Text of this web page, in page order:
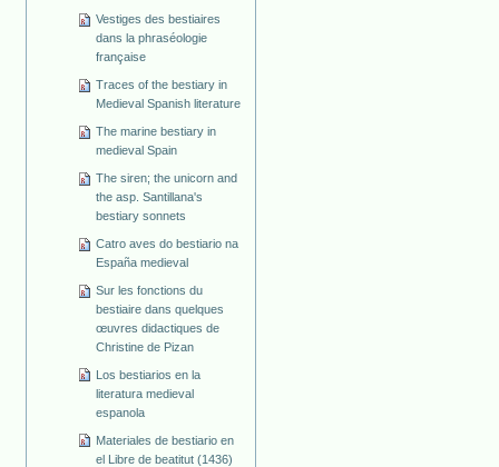
Vestiges des bestiaires
dans la phraséologie
française
Traces of the bestiary in
Medieval Spanish literature
The marine bestiary in
medieval Spain
The siren; the unicorn and
the asp. Santillana's
bestiary sonnets
Catro aves do bestiario na
España medieval
Sur les fonctions du
bestiaire dans quelques
œuvres didactiques de
Christine de Pizan
Los bestiarios en la
literatura medieval
espanola
Materiales de bestiario en
el Libre de beatitut (1436)